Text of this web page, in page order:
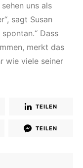
uns als
sagt Susan
Dass
merkt das
wie viele seiner
TEILEN
TEILEN